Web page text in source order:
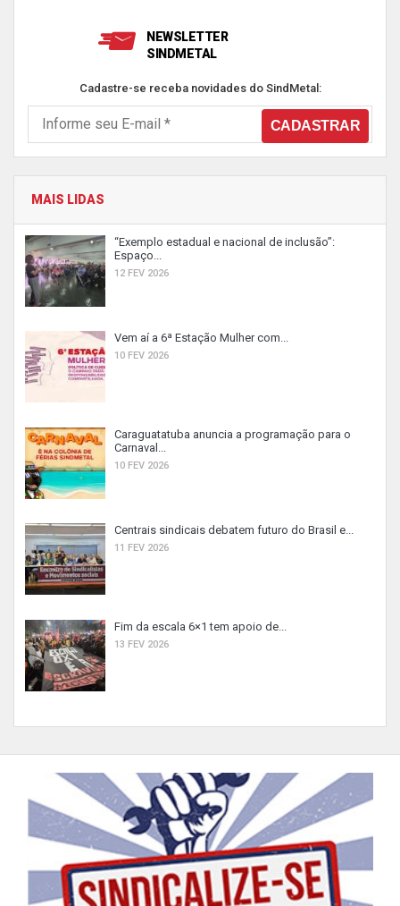
NEWSLETTER
SINDMETAL
Cadastre-se receba novidades do SindMetal:
MAIS LIDAS
“Exemplo estadual e nacional de inclusão”:
Espaço...
12 FEV 2026
Vem aí a 6ª Estação Mulher com...
10 FEV 2026
Caraguatatuba anuncia a programação para o
Carnaval...
10 FEV 2026
Centrais sindicais debatem futuro do Brasil e...
11 FEV 2026
Fim da escala 6×1 tem apoio de...
13 FEV 2026